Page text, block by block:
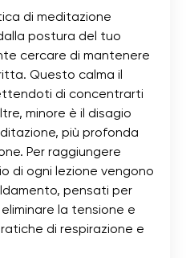
di meditazione
postura del tuo
cercare di mantenere
Questo calma il
di concentrarti
minore è il disagio
più profonda
Per raggiungere
di ogni lezione vengono
pensati per
la tensione e
di respirazione e